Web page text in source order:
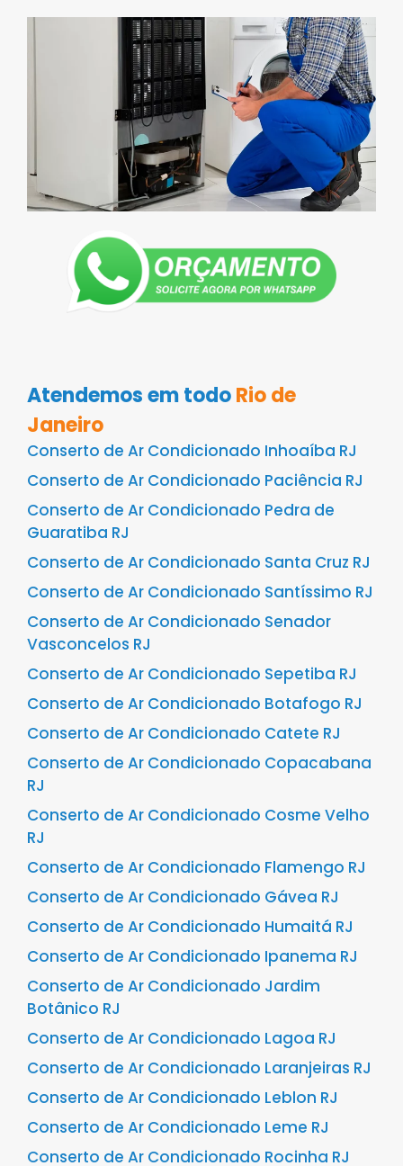
Atendemos em todoRio de
Janeiro
Conserto de Ar Condicionado Inhoaíba RJ
Conserto de Ar Condicionado Paciência RJ
Conserto de Ar Condicionado Pedra de
Guaratiba RJ
Conserto de Ar Condicionado Santa Cruz RJ
Conserto de Ar Condicionado Santíssimo RJ
Conserto de Ar Condicionado Senador
Vasconcelos RJ
Conserto de Ar Condicionado Sepetiba RJ
Conserto de Ar Condicionado Botafogo RJ
Conserto de Ar Condicionado Catete RJ
Conserto de Ar Condicionado Copacabana
RJ
Conserto de Ar Condicionado Cosme Velho
RJ
Conserto de Ar Condicionado Flamengo RJ
Conserto de Ar Condicionado Gávea RJ
Conserto de Ar Condicionado Humaitá RJ
Conserto de Ar Condicionado Ipanema RJ
Conserto de Ar Condicionado Jardim
Botânico RJ
Conserto de Ar Condicionado Lagoa RJ
Conserto de Ar Condicionado Laranjeiras RJ
Conserto de Ar Condicionado Leblon RJ
Conserto de Ar Condicionado Leme RJ
Conserto de Ar Condicionado Rocinha RJ